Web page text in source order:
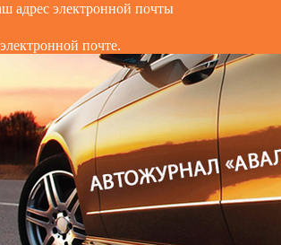
адрес электронной почты
почте.